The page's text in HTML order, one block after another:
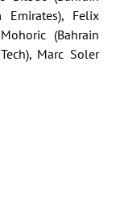
Emirates), Felix
(Bahrain
Marc Soler